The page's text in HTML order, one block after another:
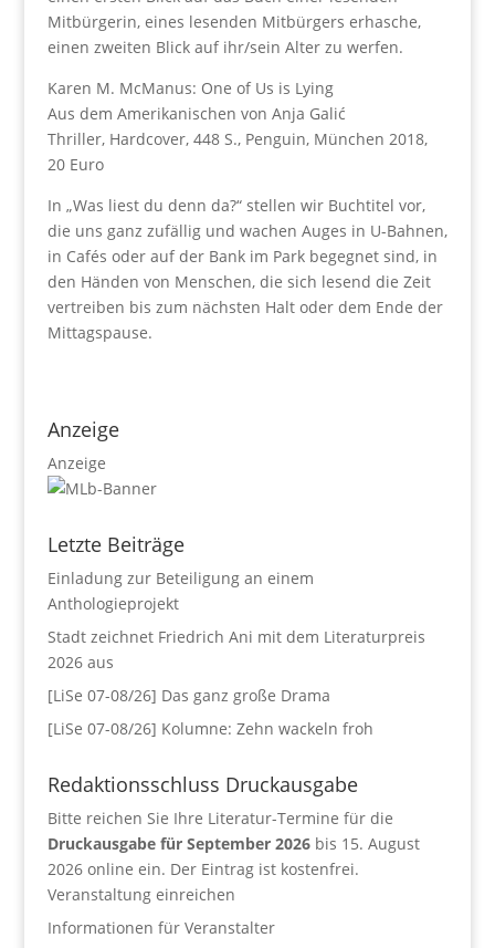
Mitbürgerin, eines lesenden Mitbürgers erhasche,
einen zweiten Blick auf ihr/sein Alter zu werfen.
Karen M. McManus: One of Us is Lying
Aus dem Amerikanischen von Anja Galić
Thriller, Hardcover, 448 S., Penguin, München 2018,
20 Euro
In „Was liest du denn da?“ stellen wir Buchtitel vor,
die uns ganz zufällig und wachen Auges in U-Bahnen,
in Cafés oder auf der Bank im Park begegnet sind, in
den Händen von Menschen, die sich lesend die Zeit
vertreiben bis zum nächsten Halt oder dem Ende der
Mittagspause.
Anzeige
Anzeige
Letzte Beiträge
Einladung zur Beteiligung an einem
Anthologieprojekt
Stadt zeichnet Friedrich Ani mit dem Literaturpreis
2026 aus
[LiSe 07-08/26] Das ganz große Drama
[LiSe 07-08/26] Kolumne: Zehn wackeln froh
Redaktionsschluss Druckausgabe
Bitte reichen Sie Ihre Literatur-Termine für die
Druckausgabe für September 2026bis 15. August
2026 online ein. Der Eintrag ist kostenfrei.
Veranstaltung einreichen
Informationen für Veranstalter